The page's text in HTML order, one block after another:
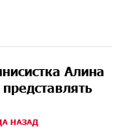
Ucom
в составе
Карапетян
обратился к
Алина
НАЗАД